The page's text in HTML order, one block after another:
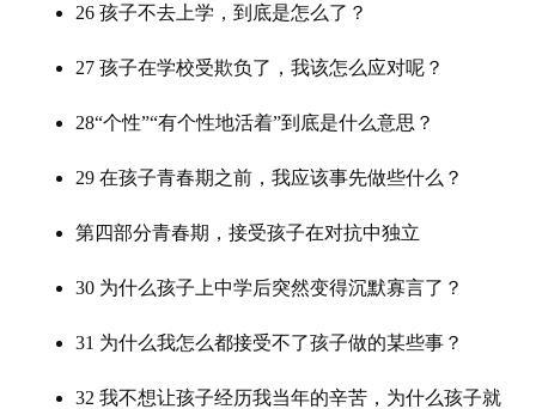
26 孩子不去上学，到底是怎么了？
27 孩子在学校受欺负了，我该怎么应对呢？
28“个性”“有个性地活着”到底是什么意思？
29 在孩子青春期之前，我应该事先做些什么？
第四部分青春期，接受孩子在对抗中独立
30 为什么孩子上中学后突然变得沉默寡言了？
31 为什么我怎么都接受不了孩子做的某些事？
32 我不想让孩子经历我当年的辛苦，为什么孩子就